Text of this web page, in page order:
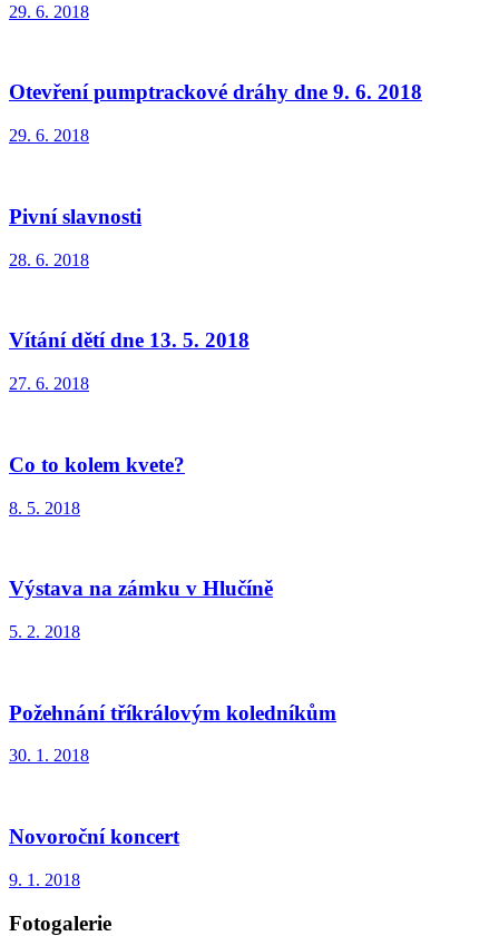
29. 6. 2018
Otevření pumptrackové dráhy dne 9. 6. 2018
29. 6. 2018
Pivní slavnosti
28. 6. 2018
Vítání dětí dne 13. 5. 2018
27. 6. 2018
Co to kolem kvete?
8. 5. 2018
Výstava na zámku v Hlučíně
5. 2. 2018
Požehnání tříkrálovým koledníkům
30. 1. 2018
Novoroční koncert
9. 1. 2018
Fotogalerie